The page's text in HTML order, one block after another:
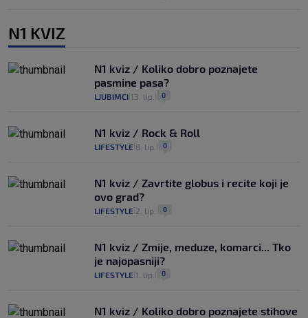
N1 KVIZ
N1 kviz / Koliko dobro poznajete
pasmine pasa?
LJUBIMCI 13. lip. 0
N1 kviz / Rock & Roll
LIFESTYLE 8. lip. 0
N1 kviz / Zavrtite globus i recite koji je
ovo grad?
LIFESTYLE 2. lip. 0
N1 kviz / Zmije, meduze, komarci... Tko
je najopasniji?
LIFESTYLE 1. lip. 0
N1 kviz / Koliko dobro poznajete stihove